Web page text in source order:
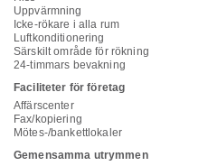
Uppvärmning
Icke-rökare i alla rum
Luftkonditionering
Särskilt område för rökning
24-timmars bevakning
Faciliteter för företag
Affärscenter
Fax/kopiering
Mötes-/bankettlokaler
Gemensamma utrymmen